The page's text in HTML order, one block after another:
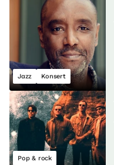
Jazz Konsert
Pop & rock